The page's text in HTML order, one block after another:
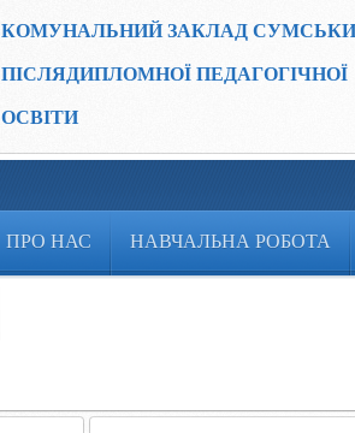
КОМУНАЛЬНИЙ ЗАКЛАД
ПІСЛЯДИПЛОМНОЇ ПЕДАГОГІЧНОЇ
ОСВІТИ
ПРО НАС НАВЧАЛЬНА РОБОТА